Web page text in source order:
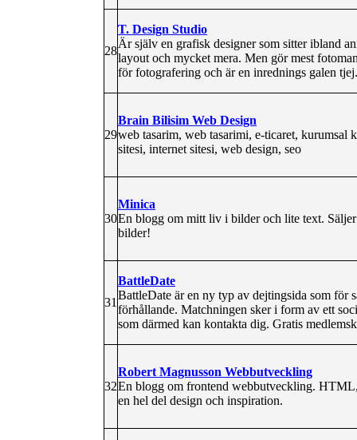
28
T. Design Studio
Är själv en grafisk designer som sitter ibland
layout och mycket mera. Men gör mest
för fotografering och är en inrednings galen tjej.
29
Brain Bilisim Web Design
web tasarim, web tasarimi, e-ticaret,
sitesi, internet sitesi, web design, seo
30
Minica
En blogg om mitt liv i bilder och lite text.
bilder!
31
BattleDate
BattleDate är en ny typ av dejtingsida som för
förhållande. Matchningen sker i form av ett
som därmed kan kontakta dig. Gratis
32
Robert Magnusson Webbutveckling
En blogg om frontend webbutveckling.
en hel del design och inspiration.